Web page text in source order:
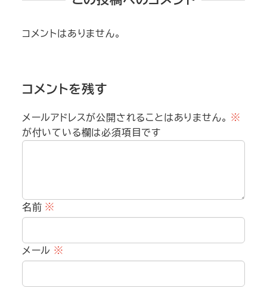
コメントはありません。
コメントを残す
メールアドレスが公開されることはありません。
※
が付いている欄は必須項目です
名前 ※
メール ※